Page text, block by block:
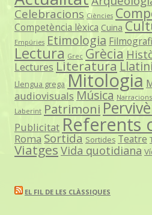
Celebracions Ciències
Competència lèxica Cuina
Empúries Etimologia
Lectura Grec Grècia
Lectures Literatura
Llengua grega Mitologia
audiovisuals Música
Laberint Patrimoni
Publicitat Referents
Roma Sortida Sortides Teatre
Viatges Vida quotidiana
EL FIL DE LES CLÀSSIQUES